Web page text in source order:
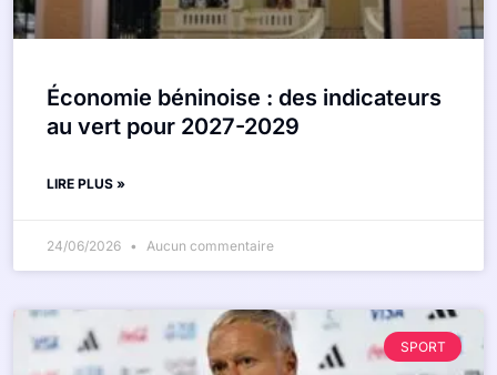
Économie béninoise : des indicateurs
au vert pour 2027-2029
LIRE PLUS »
24/06/2026 Aucun commentaire
SPORT